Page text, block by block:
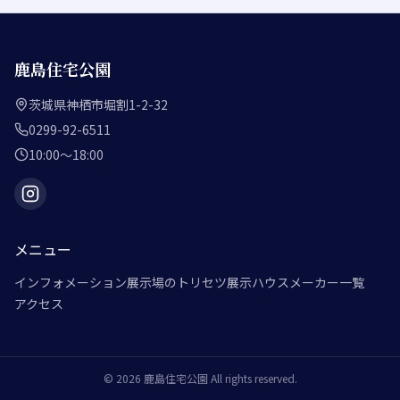
鹿島住宅公園
茨城県神栖市堀割1-2-32
0299-92-6511
10:00～18:00
メニュー
インフォメーション展示場のトリセツ展示ハウスメーカー一覧
アクセス
© 2026 鹿島住宅公園 All rights reserved.